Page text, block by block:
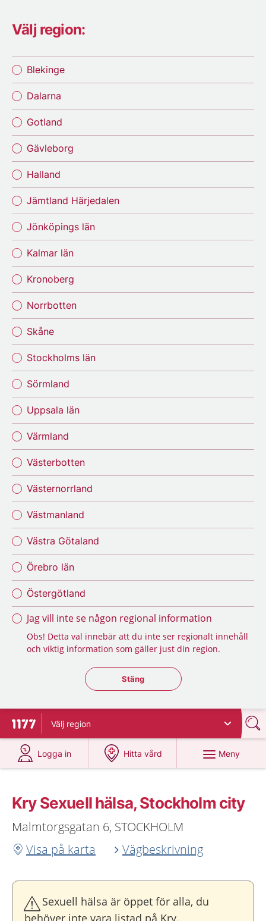
Välj region:
Blekinge
Dalarna
Gotland
Gävleborg
Halland
Jämtland Härjedalen
Jönköpings län
Kalmar län
Kronoberg
Norrbotten
Skåne
Stockholms län
Sörmland
Uppsala län
Värmland
Västerbotten
Västernorrland
Västmanland
Västra Götaland
Örebro län
Östergötland
Jag vill inte se någon regional information
Obs! Detta val innebär att du inte ser regionalt innehåll
och viktig information som gäller just din region.
Stäng regionsväljaren
Stäng
Till startsidan för 1177
Välj region
Logga in
på 1177.se
Hitta vård
på 1177.se
Meny
Kry Sexuell hälsa, Stockholm city
Malmtorgsgatan 6, STOCKHOLM
Visa på karta
Vägbeskrivning
Sexuell hälsa är öppet för alla, du
behöver inte vara listad på Kry.